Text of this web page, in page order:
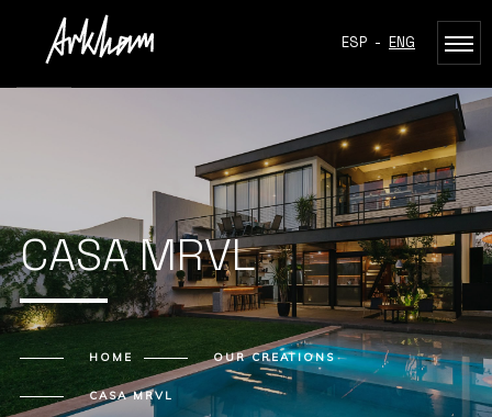
ENG
-
ESP
CASA MRVL
HOME OUR CREATIONS
CASA MRVL